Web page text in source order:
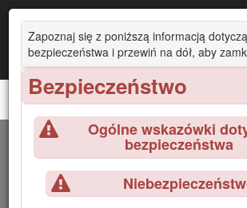
Zapoznaj się z poniższą informacją
bezpieczeństwa i przewiń na dół, aby
Bezpieczeństwo
Ogólne wskazówki
bezpieczeństwa
Kompaktowy nośnik narzędzi TX
Wprowadzenie
Ta maszyna jest kompaktowym nośnikiem